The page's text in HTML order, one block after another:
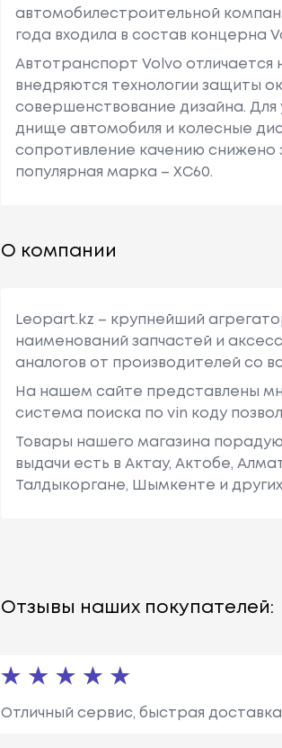
автомобилестроительной
года входила в состав концерна
Автотранспорт Volvo
внедряются технологии защиты
совершенствование дизайна.
днище автомобиля и колесные
сопротивление качению снижено
популярная марка – XC60.
О компании
Leopart.kz – крупнейший
наименований запчастей и
аналогов от производителей со
На нашем сайте представлены
система поиска по vin коду
Товары нашего магазина
выдачи есть в Актау, Актобе,
Талдыкоргане, Шымкенте и
Отзывы наших покупателей:
Отличный сервис, быстрая